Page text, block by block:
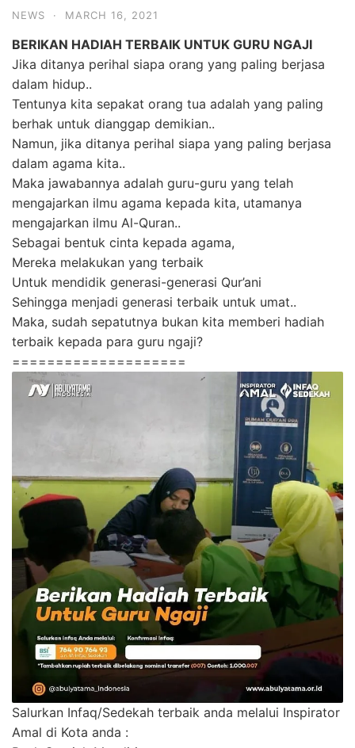
NEWS · MARCH 16, 2021
BERIKAN HADIAH TERBAIK UNTUK GURU NGAJI
Jika ditanya perihal siapa orang yang paling berjasa
dalam hidup..
Tentunya kita sepakat orang tua adalah yang paling
berhak untuk dianggap demikian..
Namun, jika ditanya perihal siapa yang paling berjasa
dalam agama kita..
Maka jawabannya adalah guru-guru yang telah
mengajarkan ilmu agama kepada kita, utamanya
mengajarkan ilmu Al-Quran..
Sebagai bentuk cinta kepada agama,
Mereka melakukan yang terbaik
Untuk mendidik generasi-generasi Qur’ani
Sehingga menjadi generasi terbaik untuk umat..
Maka, sudah sepatutnya bukan kita memberi hadiah
terbaik kepada para guru ngaji?
====================
Salurkan Infaq/Sedekah terbaik anda melalui Inspirator
Amal di Kota anda :